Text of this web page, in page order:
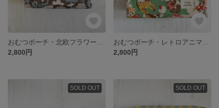
2,800円
2,800円
SOLD OUT SOLD OUT